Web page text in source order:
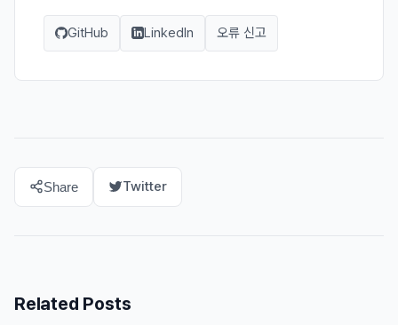
GitHub LinkedIn 오류 신고
Share Twitter
Related Posts